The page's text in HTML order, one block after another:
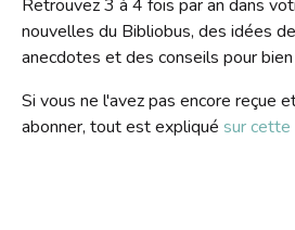
Historique
Anecdotes
L'équipe
Vidéos
Revue de presse
Radio
Bricolage
Retrouvez 3 à 4 fois par an dans
nouvelles du Bibliobus, des idées
anecdotes et des conseils pour
Si vous ne l'avez pas encore reçue
abonner, tout est expliqué sur cette